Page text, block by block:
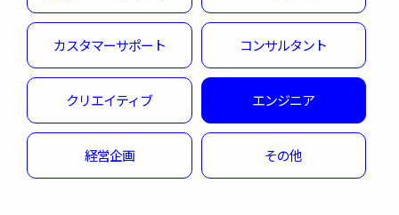
カスタマーサポート コンサルタント
クリエイティブ エンジニア
経営企画 その他